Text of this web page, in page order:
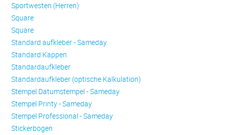
Sportwesten (Herren)
Square
Square
Standard aufkleber - Sameday
Standard Kappen
Standardaufkleber
Standardaufkleber (optische Kalkulation)
Stempel Datumstempel - Sameday
Stempel Printy - Sameday
Stempel Professional - Sameday
Stickerbogen